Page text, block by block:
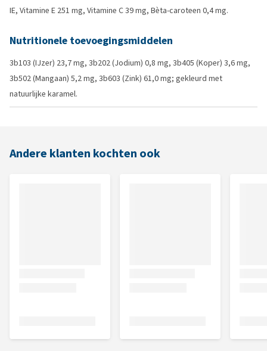
IE, Vitamine E 251 mg, Vitamine C 39 mg, Bèta-caroteen 0,4 mg.
Nutritionele toevoegingsmiddelen
3b103 (IJzer) 23,7 mg, 3b202 (Jodium) 0,8 mg, 3b405 (Koper) 3,6 mg,
3b502 (Mangaan) 5,2 mg, 3b603 (Zink) 61,0 mg; gekleurd met
natuurlijke karamel.
Andere klanten kochten ook